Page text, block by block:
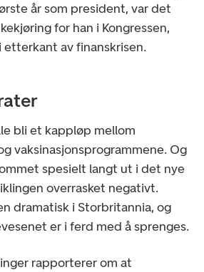
år som president, var det
for han i Kongressen,
av finanskrisen.
bli et kappløp mellom
vaksinasjonsprogrammene. Og
spesielt langt ut i det nye
overrasket negativt.
dramatisk i Storbritannia, og
er i ferd med å sprenges.
rapporterer om at